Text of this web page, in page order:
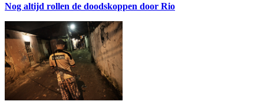
Nog altijd rollen de doodskoppen door Rio